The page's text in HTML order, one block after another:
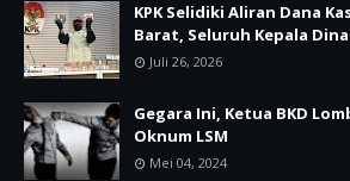
KPK Selidiki Aliran Dana
Barat, Seluruh Kepala
Juli 26, 2026
Gegara Ini, Ketua BKD
Oknum LSM
Mei 04, 2024